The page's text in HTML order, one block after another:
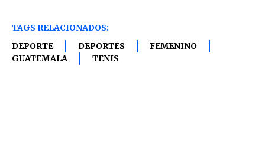
TAGS RELACIONADOS:
DEPORTE
DEPORTES
FEMENINO
GUATEMALA
TENIS